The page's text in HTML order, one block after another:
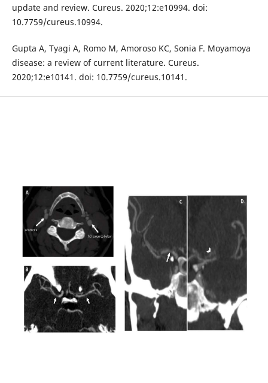
update and review. Cureus. 2020;12:e10994. doi:
10.7759/cureus.10994.
Gupta A, Tyagi A, Romo M, Amoroso KC, Sonia F. Moyamoya
disease: a review of current literature. Cureus.
2020;12:e10141. doi: 10.7759/cureus.10141.